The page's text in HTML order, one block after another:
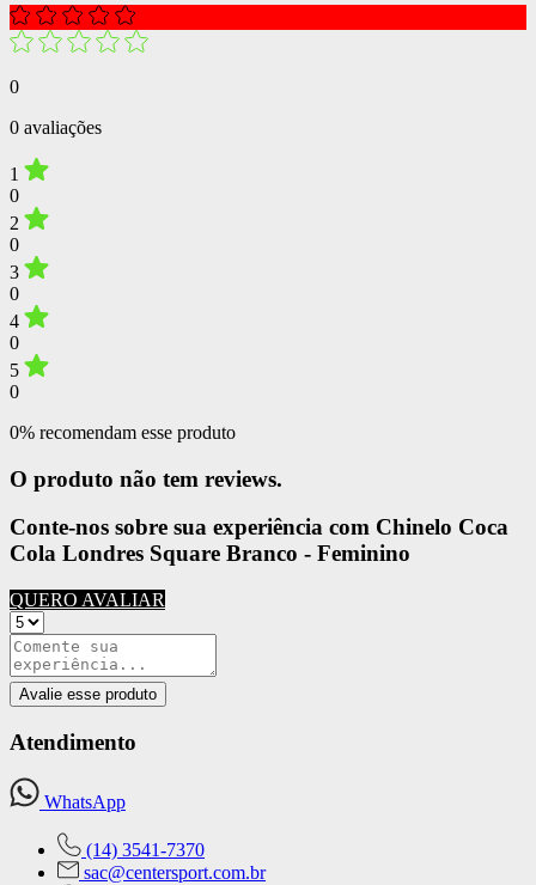
0
0 avaliações
1
0
2
0
3
0
4
0
5
0
0% recomendam esse produto
O produto não tem reviews.
Conte-nos sobre sua experiência com Chinelo Coca
Cola Londres Square Branco - Feminino
QUERO AVALIAR
Avalie esse produto
Atendimento
WhatsApp
(14) 3541-7370
sac@centersport.com.br